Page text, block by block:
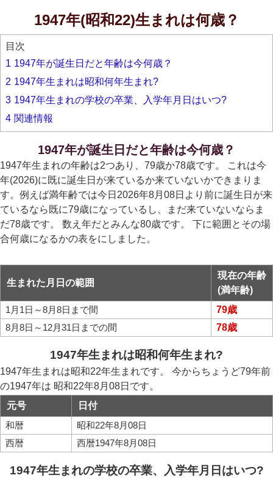
1947年(昭和22)生まれは何歳？
目次
1 1947年が誕生日だと年齢は今何歳？
2 1947年生まれは昭和何年生まれ?
3 1947年生まれの学校の卒業、入学年月日はいつ?
4 関連情報
1947年が誕生日だと年齢は今何歳？
1947年生まれの年齢は2つあり、79歳か78歳です。 これは今
年(2026)に既に誕生日が来ているか来ていないかできまりま
す。例えば満年齢では今日2026年8月08日より前に誕生日が来
ているなら既に79歳になっているし、まだ来ていないならま
だ78歳です。 数え年だとみんな80歳です。 下に範囲とその場
合何歳になるかの表をにしました。
生まれた月日の範囲
現在の年齢
(満年齢)
1月1日～8月8日まで間
79歳
8月8日～12月31日までの間
78歳
1947年生まれは昭和何年生まれ?
1947年生まれは昭和22年生まれです。 今からちょうど79年前
の1947年は 昭和22年8月08日です。
元号
日付
和暦
昭和22年8月08日
西暦
西暦1947年8月08日
1947年生まれの学校の卒業、入学年月日はいつ?